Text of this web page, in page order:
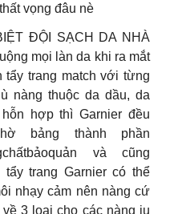
vọng đâu nè
ĐỘI SẠCH DA NHÀ
mọi làn da khi ra mắt
tẩy trang match với từng
nàng thuộc da dầu, da
hợp thì Garnier đều
bảng thành phần
và cũng
trang Garnier có thể
nhạy cảm nên nàng cứ
3 loại cho các nàng iu